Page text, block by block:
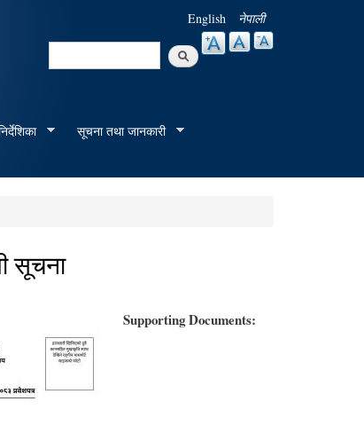
English नेपाली
Search
सूचना तथा जानकारी
सूचना
Supporting Documents: